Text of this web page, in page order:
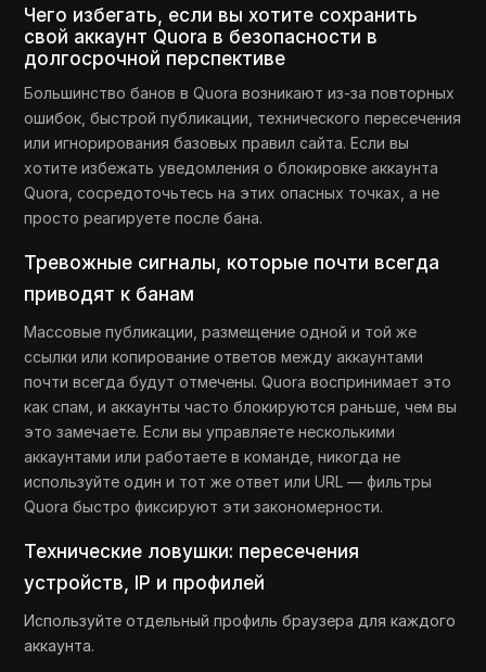
Чего избегать, если вы хотите сохранить
свой аккаунт Quora в безопасности в
долгосрочной перспективе
Большинство банов в Quora возникают из-за повторных
ошибок, быстрой публикации, технического пересечения
или игнорирования базовых правил сайта. Если вы
хотите избежать уведомления о блокировке аккаунта
Quora, сосредоточьтесь на этих опасных точках, а не
просто реагируете после бана.
Тревожные сигналы, которые почти всегда
приводят к банам
Массовые публикации, размещение одной и той же
ссылки или копирование ответов между аккаунтами
почти всегда будут отмечены. Quora воспринимает это
как спам, и аккаунты часто блокируются раньше, чем вы
это замечаете. Если вы управляете несколькими
аккаунтами или работаете в команде, никогда не
используйте один и тот же ответ или URL — фильтры
Quora быстро фиксируют эти закономерности.
Технические ловушки: пересечения
устройств, IP и профилей
Используйте отдельный профиль браузера для каждого
аккаунта.